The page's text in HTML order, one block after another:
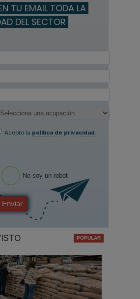
TU EMAIL TODA LA
DEL SECTOR
Acepto la política de privacidad.
No soy un robot
Enviar